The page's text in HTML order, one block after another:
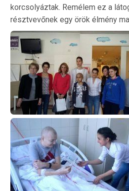
korcsolyáztak. Remélem ez a
résztvevőnek egy örök élmény